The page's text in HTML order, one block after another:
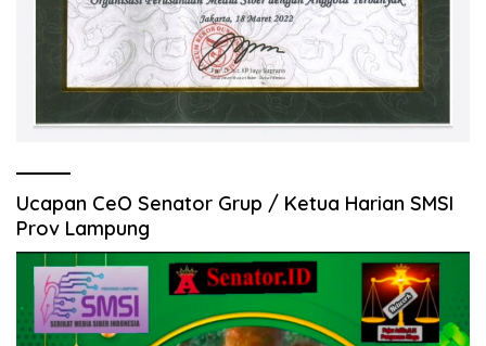
Ucapan CeO Senator Grup / Ketua Harian SMSI
Prov Lampung